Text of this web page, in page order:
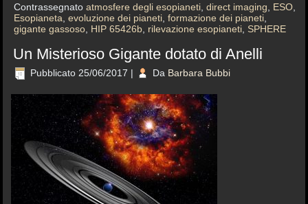
Contrassegnato atmosfere degli esopianeti ,direct imaging ESO
Esopianeta ,evoluzione dei pianeti ,formazione dei pianeti
gigante gassoso HIP 65426b rilevazione esopianeti SPHERE
Un Misterioso Gigante dotato di Anelli
Pubblicato 25/06/2017 | Da Barbara Bubbi